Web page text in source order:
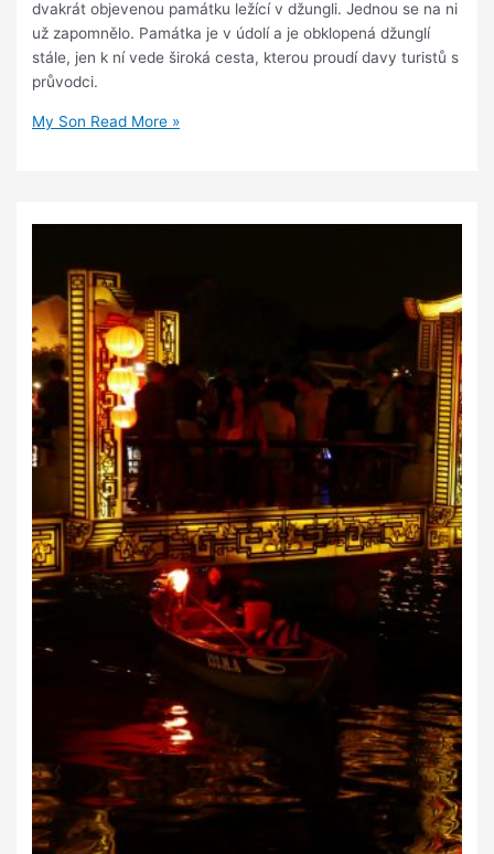
dvakrát objevenou památku ležící v džungli. Jednou se na ni
už zapomnělo. Památka je v údolí a je obklopená džunglí
stále, jen k ní vede široká cesta, kterou proudí davy turistů s
průvodci.
My Son Read More »